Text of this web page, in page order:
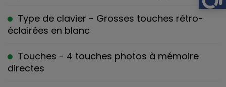
Type de clavier - Grosses touches rétro-
éclairées en blanc
Touches - 4 touches photos à mémoire
directes